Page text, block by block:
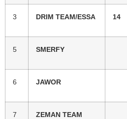
3 DRIM TEAM/ESSA 14
5 SMERFY
6 JAWOR
7 ZEMAN TEAM